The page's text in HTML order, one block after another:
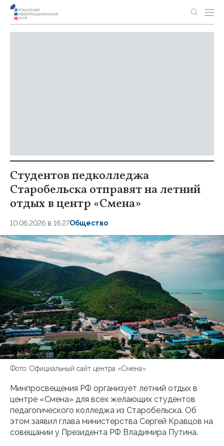
Студентов педколледжа
Старобельска отправят на летний
отдых в центр «Смена»
10.06.2026 в 16:27Общество
Фото: Официальный сайт центра «Смена»
Минпросвещения РФ организует летний отдых в
центре «Смена» для всех желающих студентов
педагогического колледжа из Старобельска. Об
этом заявил глава министерства Сергей Кравцов на
совещании у Президента РФ Владимира Путина.